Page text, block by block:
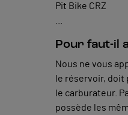
Pit Bike CRZ
Pour faut-il
Nous ne vous
le réservoir,
le carburateur.
possède les